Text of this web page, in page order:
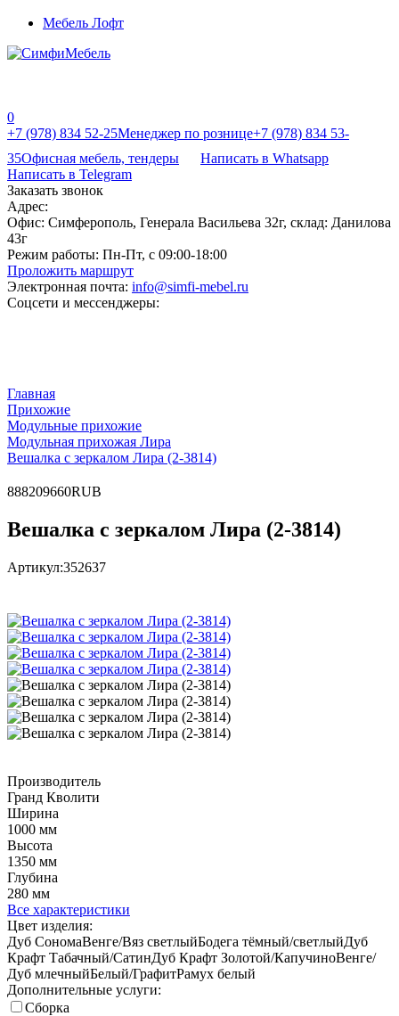
Мебель Лофт
0
+7 (978) 834 52-25Менеджер по рознице+7 (978) 834 53-
35Офисная мебель, тендеры
Написать в Whatsapp
Написать в Telegram
Заказать звонок
Адрес:
Офис: Симферополь, Генерала Васильева 32г, склад: Данилова
43г
Режим работы: Пн-Пт, с 09:00-18:00
Проложить маршрут
Электронная почта: info@simfi-mebel.ru
Соцсети и мессенджеры:
Главная
Прихожие
Модульные прихожие
Модульная прихожая Лира
Вешалка с зеркалом Лира (2-3814)
888209660RUB
Вешалка с зеркалом Лира (2-3814)
Артикул:352637
Производитель
Гранд Кволити
Ширина
1000 мм
Высота
1350 мм
Глубина
280 мм
Все характеристики
Цвет изделия:
Дуб СономаВенге/Вяз светлыйБодега тёмный/светлыйДуб
Крафт Табачный/СатинДуб Крафт Золотой/КапучиноВенге/
Дуб млечныйБелый/ГрафитРамух белый
Дополнительные услуги:
Сборка